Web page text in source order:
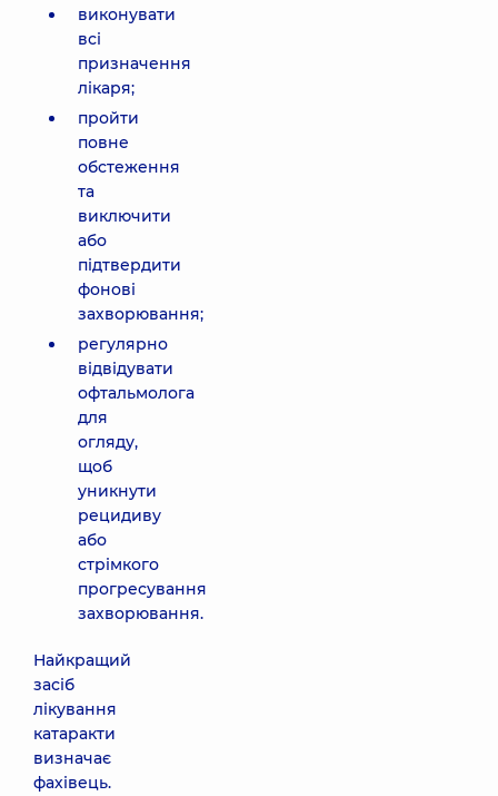
виконувати
всі
призначення
лікаря;
пройти
повне
обстеження
та
виключити
або
підтвердити
фонові
захворювання;
регулярно
відвідувати
офтальмолога
для
огляду,
щоб
уникнути
рецидиву
або
стрімкого
прогресування
захворювання.
Найкращий
засіб
лікування
катаракти
визначає
фахівець.